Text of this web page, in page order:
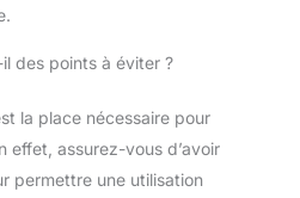
des points à éviter ?
la place nécessaire pour
effet, assurez-vous d’avoir
permettre une utilisation